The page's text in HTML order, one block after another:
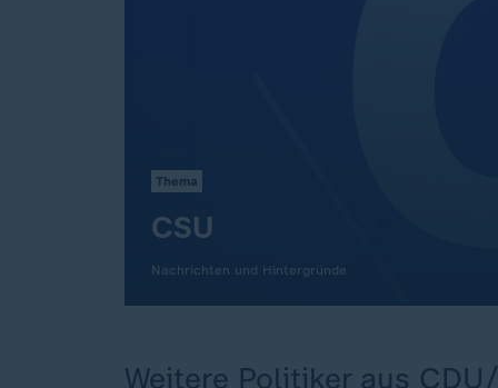
Thema
CSU
Nachrichten und Hintergründe
Weitere Politiker aus